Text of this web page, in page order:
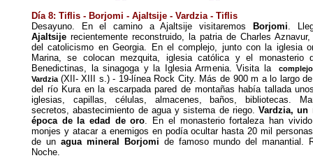
Día 8: Tiflis - Borjomi - Ajaltsije - Vardzia - Tiflis
Desayuno. En el camino a Ajaltsije visitaremos
Borjomi.
Ajaltsije recientemente reconstruido, la patria de Charles
del catolicismo en Georgia. En el complejo, junto con la iglesia
Marina, se colocan mezquita, iglesia católica y el monasterio
Benedictinas, la sinagoga y la Iglesia Armenia.Visita lacomplejo
Vardzia (XII- XIII s.) - 19-línea Rock City. Más de 900 m a lo largo
del río Kura en la escarpada pared de montañas había tallada
iglesias, capillas, células, almacenes, baños, bibliotecas.
secretos, abastecimiento de agua y sistema de riego. Vardzia, un
época de la edad de oro. En el monasterio fortaleza han
monjes y atacar a enemigos en podía ocultar hasta 20 mil
de un agua mineral Borjomi de famoso mundo del manantial.
Noche.